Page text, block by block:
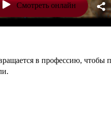
Смотреть онлайн
в профессию,